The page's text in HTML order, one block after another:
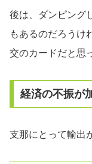
後は、ダンピング
もあるのだろうけ
交のカードだと思
経済の不振が
支那にとって輸出